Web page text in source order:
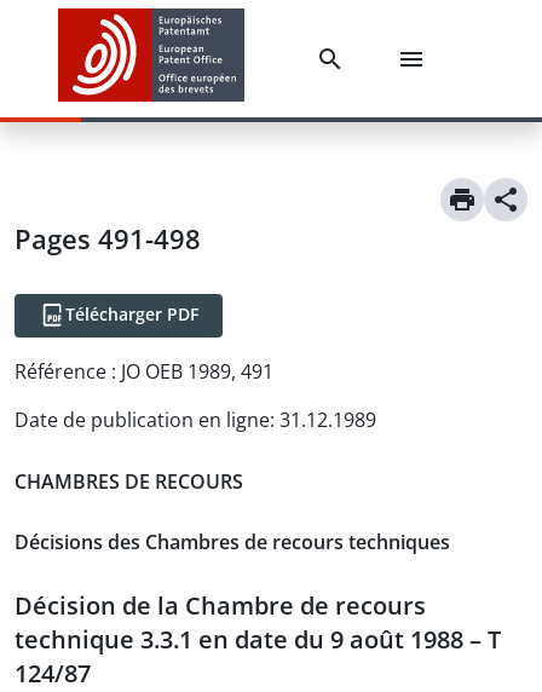
Pages 491-498
Télécharger PDF
Référence : JO OEB 1989, 491
Date de publication en ligne: 31.12.1989
CHAMBRES DE RECOURS
Décisions des Chambres de recours techniques
Décision de la Chambre de recours
technique 3.3.1 en date du 9 août 1988 – T
124/87